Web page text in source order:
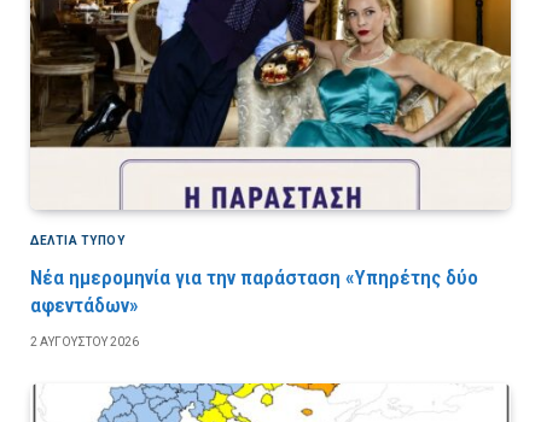
ΔΕΛΤΙΑ ΤΥΠΟΥ
Νέα ημερομηνία για την παράσταση «Υπηρέτης δύο
αφεντάδων»
2 ΑΥΓΟΎΣΤΟΥ 2026